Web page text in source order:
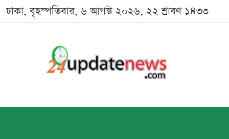
ঢাকা, বৃহস্পতিবার, ৬ আগস্ট ২০২৬, ২২ শ্রাবণ ১৪৩৩